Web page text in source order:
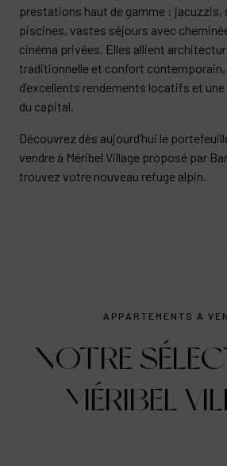
prestations haut de gamme : jacuzzis,
piscines, vastes séjours avec
cinéma privées. Elles allient
traditionnelle et confort
d’excellents rendements locatifs et
du capital.
Découvrez dès aujourd’hui le
vendre à Méribel Village proposé par
trouvez votre nouveau refuge alpin.
APPARTEMENTS À
NOTRE
MÉRIBEL